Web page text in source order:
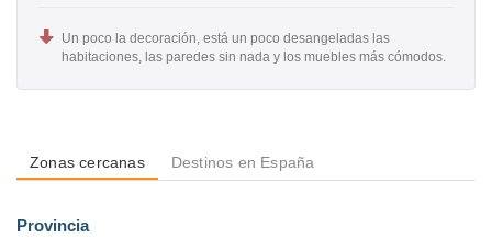
Un poco la decoración, está un poco desangeladas las
habitaciones, las paredes sin nada y los muebles más cómodos.
Zonas cercanas Destinos en España
Provincia